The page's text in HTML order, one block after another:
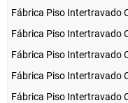
Fábrica Piso Intertravado
Fábrica Piso Intertravado
Fábrica Piso Intertravado
Fábrica Piso Intertravado
Fábrica Piso Intertravado